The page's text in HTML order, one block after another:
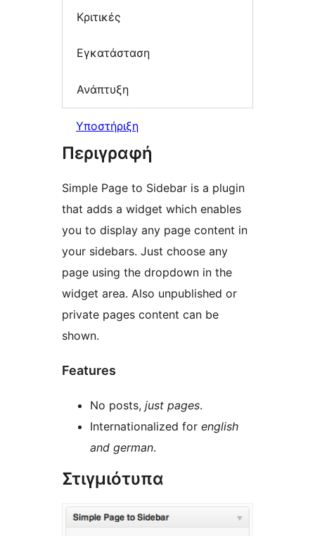
Κριτικές
Εγκατάσταση
Ανάπτυξη
Υποστήριξη
Περιγραφή
Simple Page to Sidebar is a plugin
that adds a widget which enables
you to display any page content in
your sidebars. Just choose any
page using the dropdown in the
widget area. Also unpublished or
private pages content can be
shown.
Features
No posts, just pages.
Internationalized for english
and german.
Στιγμιότυπα